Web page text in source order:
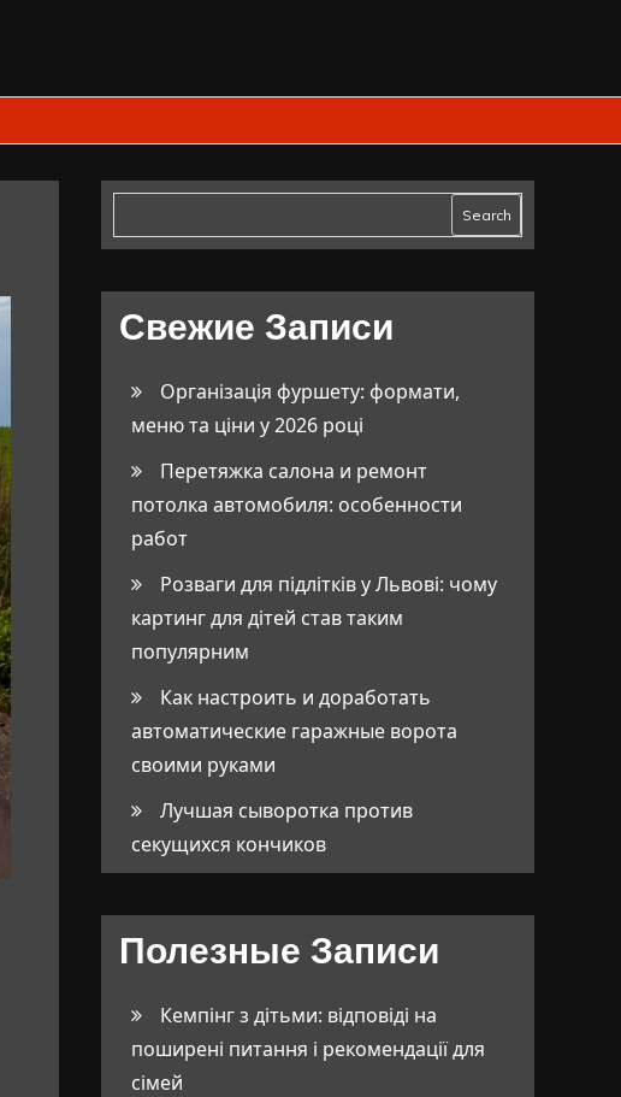
Search
Свежие Записи
Організація фуршету: формати,
меню та ціни у 2026 році
Перетяжка салона и ремонт
потолка автомобиля: особенности
работ
Розваги для підлітків у Львові: чому
картинг для дітей став таким
популярним
Как настроить и доработать
автоматические гаражные ворота
своими руками
Лучшая сыворотка против
секущихся кончиков
Полезные Записи
Кемпінг з дітьми: відповіді на
поширені питання і рекомендації для
сімей